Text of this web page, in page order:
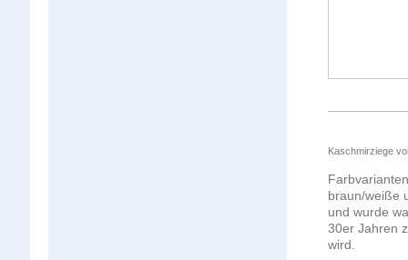
Kaschmirziege
braun/weiße
und wurde
30er Jahren
wird.